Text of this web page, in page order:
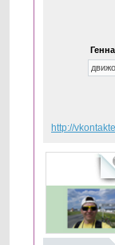
http://